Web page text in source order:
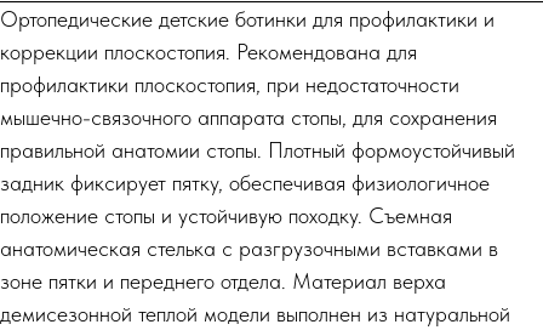
Ортопедические детские ботинки для профилактики и
коррекции плоскостопия. Рекомендована для
профилактики плоскостопия, при недостаточности
мышечно-связочного аппарата стопы, для сохранения
правильной анатомии стопы. Плотный формоустойчивый
задник фиксирует пятку, обеспечивая физиологичное
положение стопы и устойчивую походку. Съемная
анатомическая стелька с разгрузочными вставками в
зоне пятки и переднего отдела. Материал верха
демисезонной теплой модели выполнен из натуральной